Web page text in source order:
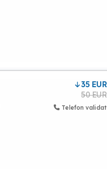
35 EUR
50 EUR
Telefon validat